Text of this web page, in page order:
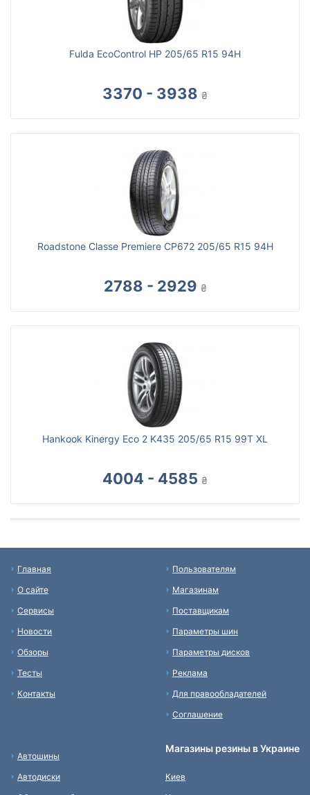
Fulda EcoControl HP 205/65 R15 94H
3370 - 3938 ₴
Roadstone Classe Premiere CP672 205/65 R15 94H
2788 - 2929 ₴
Hankook Kinergy Eco 2 K435 205/65 R15 99T XL
4004 - 4585 ₴
Главная
О сайте
Сервисы
Новости
Обзоры
Тесты
Контакты
Пользователям
Магазинам
Поставщикам
Параметры шин
Параметры дисков
Реклама
Для правообладателей
Соглашение
Автошины
Автодиски
Магазины резины в Украине
Киев